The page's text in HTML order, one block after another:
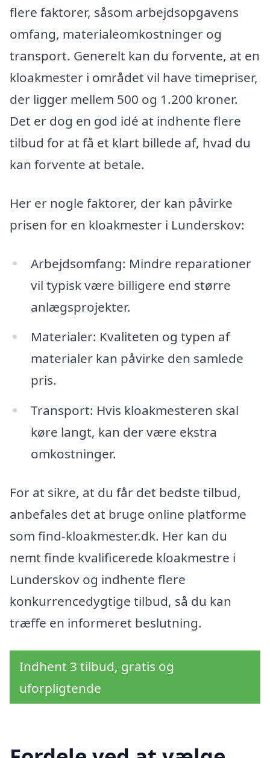
flere faktorer, såsom arbejdsopgavens
omfang, materialeomkostninger og
transport. Generelt kan du forvente, at en
kloakmester i området vil have timepriser,
der ligger mellem 500 og 1.200 kroner.
Det er dog en god idé at indhente flere
tilbud for at få et klart billede af, hvad du
kan forvente at betale.
Her er nogle faktorer, der kan påvirke
prisen for en kloakmester i Lunderskov:
Arbejdsomfang: Mindre reparationer
vil typisk være billigere end større
anlægsprojekter.
Materialer: Kvaliteten og typen af
materialer kan påvirke den samlede
pris.
Transport: Hvis kloakmesteren skal
køre langt, kan der være ekstra
omkostninger.
For at sikre, at du får det bedste tilbud,
anbefales det at bruge online platforme
som find-kloakmester.dk. Her kan du
nemt finde kvalificerede kloakmestre i
Lunderskov og indhente flere
konkurrencedygtige tilbud, så du kan
træffe en informeret beslutning.
Indhent 3 tilbud, gratis og
uforpligtende